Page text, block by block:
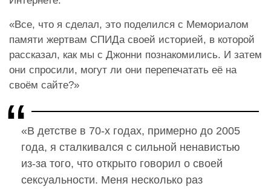
«Все, что я сделал, это поделился с Мемориалом
памяти жертвам СПИДа своей историей, в которой
рассказал, как мы с Джонни познакомились. И затем
они спросили, могут ли они перепечатать её на
своём сайте?»
«В детстве в 70-х годах, примерно до 2005
года, я сталкивался с сильной ненавистью
из-за того, что открыто говорил о своей
сексуальности. Меня несколько раз